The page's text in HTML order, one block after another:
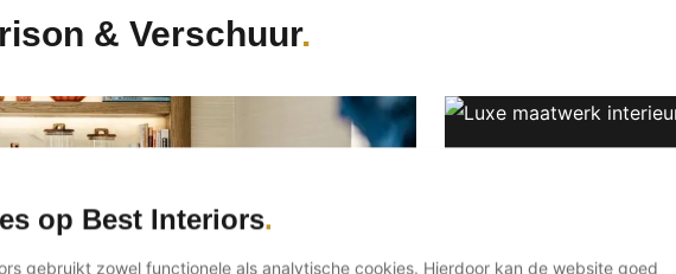
& Verschuur
op Best Interiors
gebruikt zowel functionele als analytische cookies. Hierdoor kan de website goed